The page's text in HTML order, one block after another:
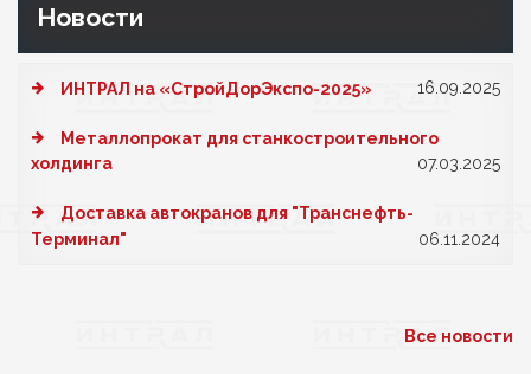
Новости
ИНТРАЛ на «СтройДорЭкспо-2025» 16.09.2025
Металлопрокат для станкостроительного
холдинга
07.03.2025
Доставка автокранов для "Транснефть-
Терминал"
06.11.2024
Все новости